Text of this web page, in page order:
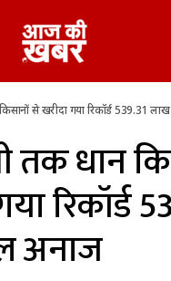
से खरीदा गया रिकॉर्ड 539.31
तक धान
रिकॉर्ड
अनाज